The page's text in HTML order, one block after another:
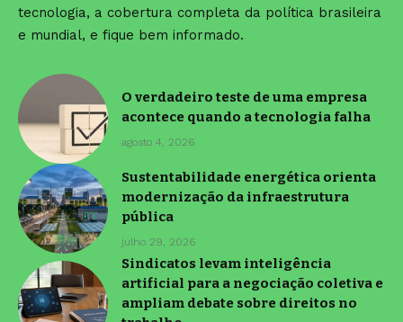
tecnologia, a cobertura completa da política brasileira
e mundial, e fique bem informado.
O verdadeiro teste de uma empresa
acontece quando a tecnologia falha
agosto 4, 2026
Sustentabilidade energética orienta
modernização da infraestrutura
pública
julho 29, 2026
Sindicatos levam inteligência
artificial para a negociação coletiva e
ampliam debate sobre direitos no